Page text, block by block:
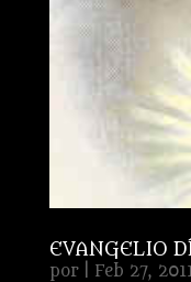
EVANGELIO
por Feb 27,